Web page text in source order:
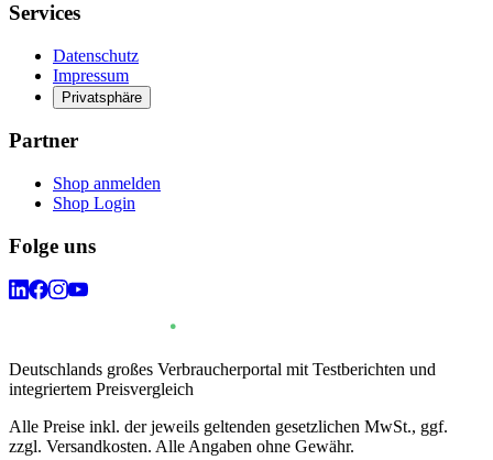
Services
Datenschutz
Impressum
Privatsphäre
Partner
Shop anmelden
Shop Login
Folge uns
Deutschlands großes Verbraucherportal mit Testberichten und
integriertem Preisvergleich
Alle Preise inkl. der jeweils geltenden gesetzlichen MwSt., ggf.
zzgl. Versandkosten. Alle Angaben ohne Gewähr.